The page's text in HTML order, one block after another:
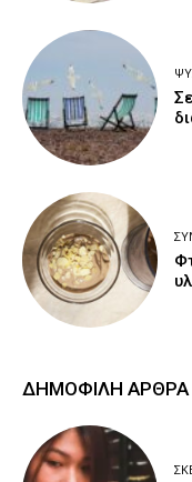
ΔΗΜΟΦΙΛΉ ΆΡΘΡΑ